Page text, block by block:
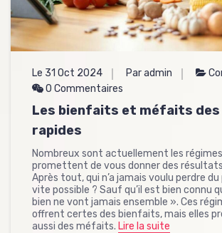
Le 31 Oct 2024 Par admin
0 Commentaires
Les bienfaits et méfaits des
rapides
Nombreux sont actuellement les
promettent de vous donner des
Après tout, qui n’a jamais voulu perdre du
vite possible ? Sauf qu’il est bien connu
bien ne vont jamais ensemble ». Ces
offrent certes des bienfaits, mais elles
aussi des méfaits. Lire la suite